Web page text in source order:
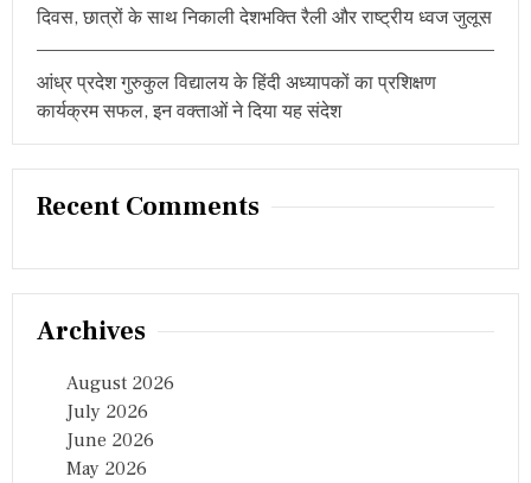
दिवस, छात्रों के साथ निकाली देशभक्ति रैली और राष्ट्रीय ध्वज जुलूस
आंध्र प्रदेश गुरुकुल विद्यालय के हिंदी अध्यापकों का प्रशिक्षण
कार्यक्रम सफल, इन वक्ताओं ने दिया यह संदेश
Recent Comments
Archives
August 2026
July 2026
June 2026
May 2026